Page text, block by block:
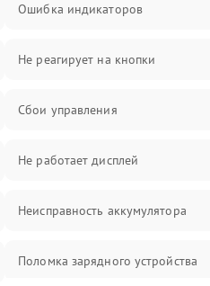
Ошибка индикаторов
Не реагирует на кнопки
Сбои управления
Не работает дисплей
Неисправность аккумулятора
Поломка зарядного устройства